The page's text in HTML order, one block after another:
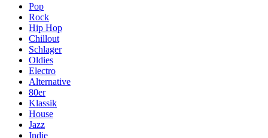
Pop
Rock
Hip Hop
Chillout
Schlager
Oldies
Electro
Alternative
80er
Klassik
House
Jazz
Indie